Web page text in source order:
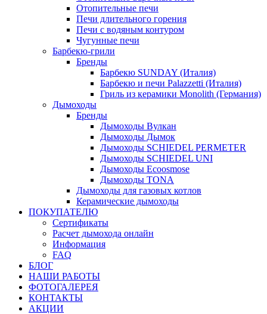
Отопительные печи
Печи длительного горения
Печи с водяным контуром
Чугунные печи
Барбекю-грили
Бренды
Барбекю SUNDAY (Италия)
Барбекю и печи Palazzetti (Италия)
Гриль из керамики Monolith (Германия)
Дымоходы
Бренды
Дымоходы Вулкан
Дымоходы Дымок
Дымоходы SCHIEDEL PERMETER
Дымоходы SCHIEDEL UNI
Дымоходы Ecoosmose
Дымоходы TONA
Дымоходы для газовых котлов
Керамические дымоходы
ПОКУПАТЕЛЮ
Сертификаты
Расчет дымохода онлайн
Информация
FAQ
БЛОГ
НАШИ РАБОТЫ
ФОТОГАЛЕРЕЯ
КОНТАКТЫ
АКЦИИ